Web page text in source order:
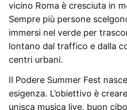
vicino Roma è cresciuta in
Sempre più persone
immersi nel verde per
lontano dal traffico e dalla
centri urbani.
Il Podere Summer Fest
esigenza. L’obiettivo è
unisca musica live, buon